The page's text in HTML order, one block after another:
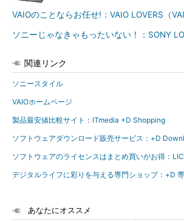
VAIOのことならお任せ!：VAIO LOVERS（
ソニーじゃなきゃもったいない！：SONY
関連リンク
ソニースタイル
VAIOホームページ
製品最安値比較サイト：ITmedia +D Shopping
ソフトウェアダウンロード販売サービス：+D
ソフトウェアのライセンスはまとめ買いがお得：
デジタルライフに彩りを与える専門ショップ：+D
あなたにオススメ